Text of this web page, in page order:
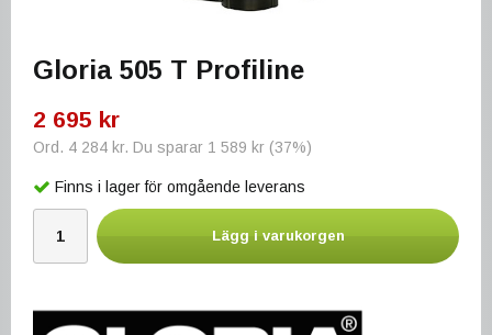
Gloria 505 T Profiline
2 695 kr
Ord. 4 284 kr. Du sparar 1 589 kr (37%)
Finns i lager för omgående leverans
Lägg i varukorgen